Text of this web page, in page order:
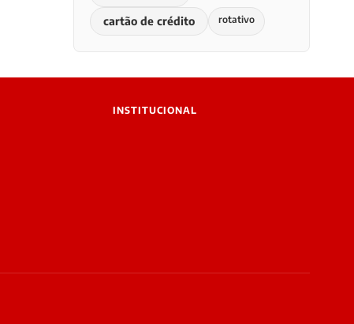
cartão de crédito rotativo
INSTITUCIONAL